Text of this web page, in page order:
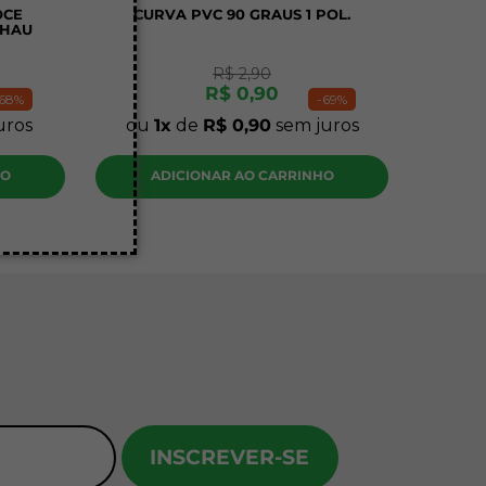
68% -69%
CURVA PVC 90 GRAUS 1 POL.
R$ 2,90
R$ 0,90
ou 1 de R$ 0,90 sem juros
ADICIONAR AO CARRINHO
INSCREVER-SE